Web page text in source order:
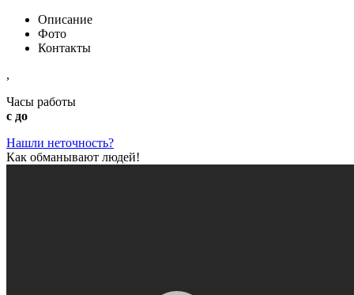
Описание
Фото
Контакты
,
Часы работы
с до
Нашли неточность?
Как обманывают людей!